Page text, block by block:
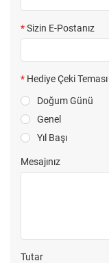
Sizin E-Postanız
Hediye Çeki Teması
Doğum Günü
Genel
Yıl Başı
Mesajınız
Tutar